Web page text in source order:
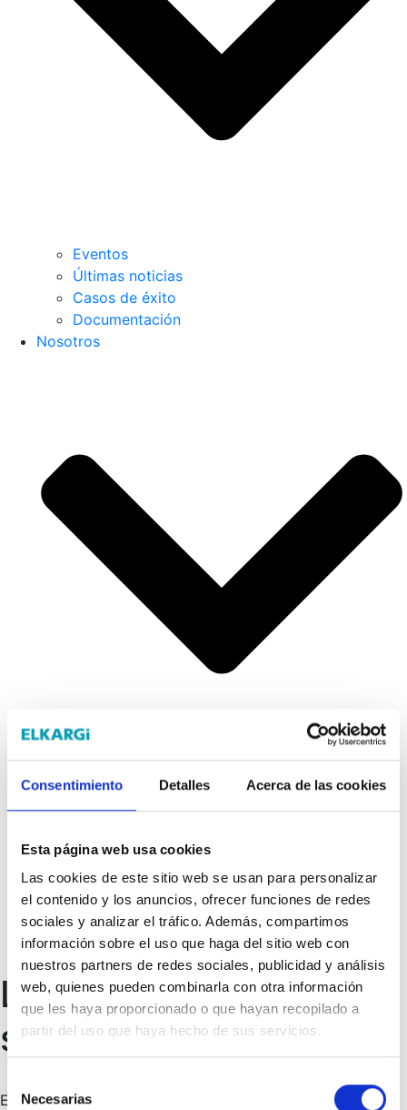
Consentimiento Detalles Acerca de las cookies
Esta página web usa cookies
Las cookies de este sitio web se usan para personalizar
el contenido y los anuncios, ofrecer funciones de redes
sociales y analizar el tráfico. Además, compartimos
información sobre el uso que haga del sitio web con
nuestros partners de redes sociales, publicidad y análisis
web, quienes pueden combinarla con otra información
que les haya proporcionado o que hayan recopilado a
partir del uso que haya hecho de sus servicios.
de Necesarias
Eventos
Últimas noticias
Casos de éxito
Documentación
Nosotros
Trabaja con nosotros
Equipo de trabajo
Contacto
Elkargi online
18/12/2024
Sin categoría
La logística busca
salud financiera
En el corazón de cualquier empresa, sea del tamaño que